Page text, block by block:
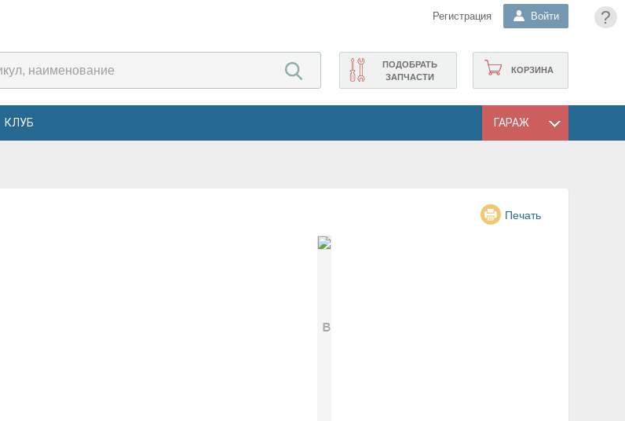
?
Регистрация Войти
КОРЗИНА
ПОДОБРАТЬ
ЗАПЧАСТИ
КЛУБ ГАРАЖ
Печать